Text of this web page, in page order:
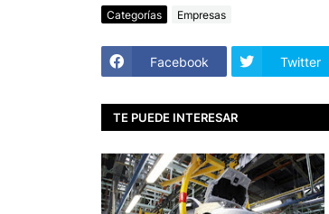
Categorías Empresas
Facebook Twitter
TE PUEDE INTERESAR